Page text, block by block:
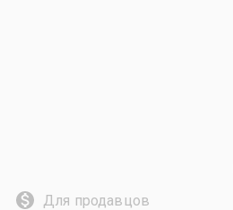
Для продавцов